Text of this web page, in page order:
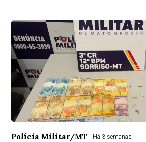
Polícia Militar/MT Há 3 semanas